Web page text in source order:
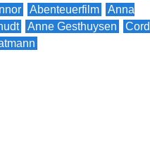
Abenteuerfilm
Anna
Anne Gesthuysen